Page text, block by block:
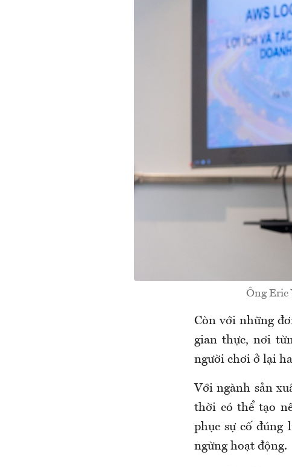
Ông Eric
Còn với những
gian thực, nơi
người chơi ở lại
Với ngành sản
thời có thể tạo
phục sự cố đúng
ngừng hoạt động.